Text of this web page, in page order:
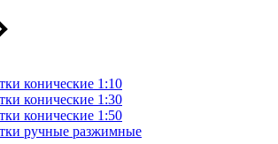
конические 1:10
конические 1:30
конические 1:50
ручные разжимные